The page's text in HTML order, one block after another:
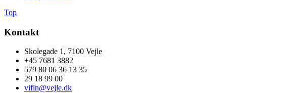
Top
Kontakt
Skolegade 1, 7100 Vejle
+45 7681 3882
579 80 06 36 13 35
29 18 99 00
vifin@vejle.dk